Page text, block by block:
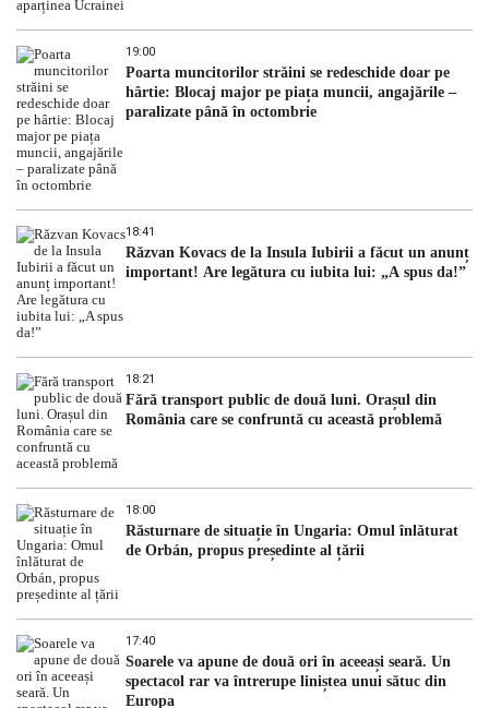
19:00
Poarta muncitorilor străini se redeschide doar pe
hârtie: Blocaj major pe piața muncii, angajările –
paralizate până în octombrie
18:41
Răzvan Kovacs de la Insula Iubirii a făcut un anunț
important! Are legătura cu iubita lui: „A spus da!”
18:21
Fără transport public de două luni. Orașul din
România care se confruntă cu această problemă
18:00
Răsturnare de situație în Ungaria: Omul înlăturat
de Orbán, propus președinte al țării
17:40
Soarele va apune de două ori în aceeași seară. Un
spectacol rar va întrerupe liniștea unui sătuc din
Europa